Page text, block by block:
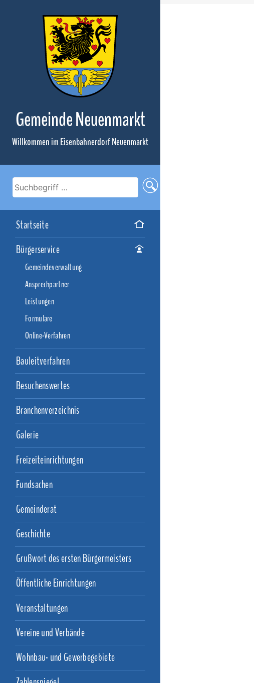
Gemeinde Neuenmarkt
Willkommen im Eisenbahnerdorf Neuenmarkt
Startseite
Bürgerservice
Gemeindeverwaltung
Ansprechpartner
Leistungen
Formulare
Online-Verfahren
Bauleitverfahren
Besuchenswertes
Branchenverzeichnis
Galerie
Freizeiteinrichtungen
Fundsachen
Gemeinderat
Geschichte
Grußwort des ersten Bürgermeisters
Öffentliche Einrichtungen
Veranstaltungen
Vereine und Verbände
Wohnbau- und Gewerbegebiete